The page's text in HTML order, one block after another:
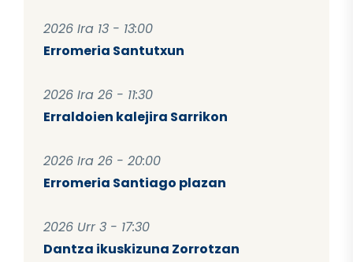
2026 Ira 13 - 13:00
Erromeria Santutxun
2026 Ira 26 - 11:30
Erraldoien kalejira Sarrikon
2026 Ira 26 - 20:00
Erromeria Santiago plazan
2026 Urr 3 - 17:30
Dantza ikuskizuna Zorrotzan